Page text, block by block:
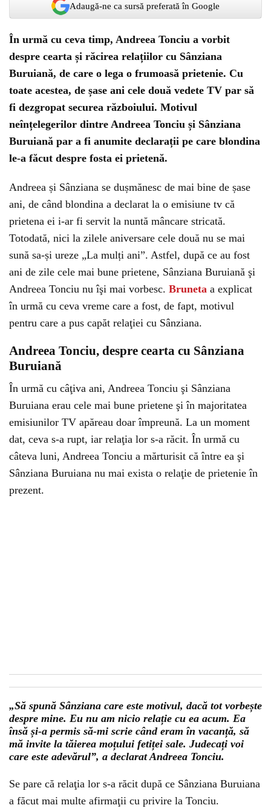
Adaugă-ne ca sursă preferată în Google
În urmă cu ceva timp, Andreea Tonciu a vorbit
despre cearta și răcirea relațiilor cu Sânziana
Buruiană, de care o lega o frumoasă prietenie. Cu
toate acestea, de șase ani cele două vedete TV par să
fi dezgropat securea războiului. Motivul
neînțelegerilor dintre Andreea Tonciu și Sânziana
Buruiană par a fi anumite declarații pe care blondina
le-a făcut despre fosta ei prietenă.
Andreea și Sânziana se dușmănesc de mai bine de șase
ani, de când blondina a declarat la o emisiune tv că
prietena ei i-ar fi servit la nuntă mâncare stricată.
Totodată, nici la zilele aniversare cele două nu se mai
sună sa-și ureze „La mulți ani”. Astfel, după ce au fost
ani de zile cele mai bune prietene, Sânziana Buruiană şi
Andreea Tonciu nu îşi mai vorbesc. Bruneta a explicat
în urmă cu ceva vreme care a fost, de fapt, motivul
pentru care a pus capăt relaţiei cu Sânziana.
Andreea Tonciu, despre cearta cu Sânziana
Buruiană
În urmă cu câţiva ani, Andreea Tonciu şi Sânziana
Buruiana erau cele mai bune prietene şi în majoritatea
emisiunilor TV apăreau doar împreună. La un moment
dat, ceva s-a rupt, iar relaţia lor s-a răcit. În urmă cu
câteva luni, Andreea Tonciu a mărturisit că între ea şi
Sânziana Buruiana nu mai exista o relaţie de prietenie în
prezent.
„Să spună Sânziana care este motivul, dacă tot vorbește
despre mine. Eu nu am nicio relație cu ea acum. Ea
însă și-a permis să-mi scrie când eram în vacanță, să
mă invite la tăierea moțului fetiței sale. Judecați voi
care este adevărul”, a declarat Andreea Tonciu.
Se pare că relaţia lor s-a răcit după ce Sânziana Buruiana
a făcut mai multe afirmaţii cu privire la Tonciu.